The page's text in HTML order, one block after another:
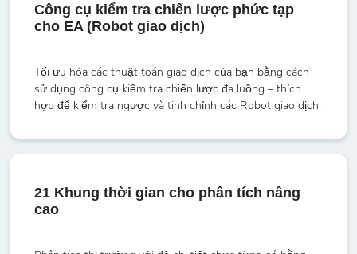
Công cụ kiểm tra chiến lược phức tạp
cho EA (Robot giao dịch)
Tối ưu hóa các thuật toán giao dịch của bạn bằng cách
sử dụng công cụ kiểm tra chiến lược đa luồng – thích
hợp để kiểm tra ngược và tinh chỉnh các Robot giao dịch.
21 Khung thời gian cho phân tích nâng
cao